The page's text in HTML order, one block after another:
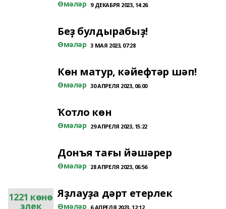
Өмәләр 9 ДЕКАБРЯ 2023, 14:26
Беҙ булдырабыҙ!
Өмәләр 3 МАЯ 2023, 07:28
Көн матур, кәйефтәр шәп!
Өмәләр 30 АПРЕЛЯ 2023, 06:00
Ҡотло көн
Өмәләр 29 АПРЕЛЯ 2023, 15:22
Донъя тағы йәшәрер
Өмәләр 28 АПРЕЛЯ 2023, 06:56
1221 көнө
элек
Яҙлауҙа дәрт етерлек
Өмәләр 6 АПРЕЛЯ 2023, 12:12